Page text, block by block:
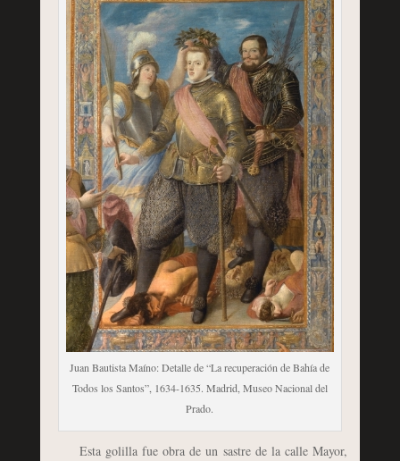
Juan Bautista Maíno: Detalle de “La recuperación de Bahía de
Todos los Santos”, 1634-1635. Madrid, Museo Nacional del
Prado.
Esta golilla fue obra de un sastre de la calle Mayor,